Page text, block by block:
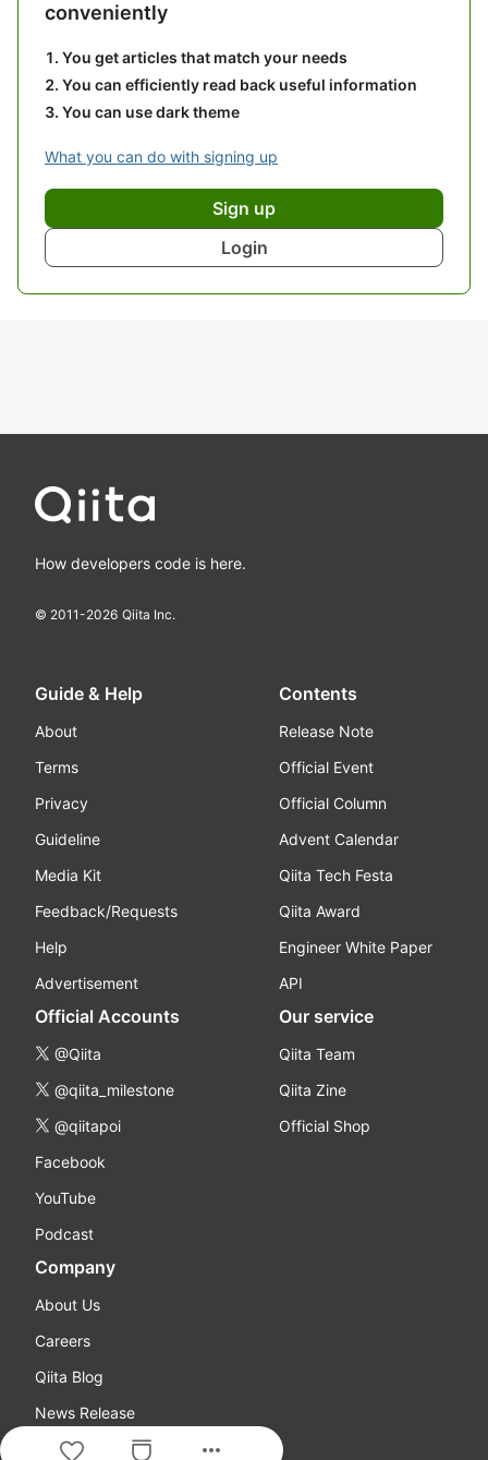
conveniently
You get articles that match your needs
You can efficiently read back useful information
You can use dark theme
What you can do with signing up
Sign up
Login
more_horiz
How developers code is here.
© 2011-2026 Qiita Inc.
Guide & Help
About
Terms
Privacy
Guideline
Media Kit
Feedback/Requests
Help
Advertisement
Contents
Release Note
Official Event
Official Column
Advent Calendar
Qiita Tech Festa
Qiita Award
Engineer White Paper
API
Official Accounts
@Qiita
@qiita_milestone
@qiitapoi
Facebook
YouTube
Podcast
Our service
Qiita Team
Qiita Zine
Official Shop
Company
About Us
Careers
Qiita Blog
News Release